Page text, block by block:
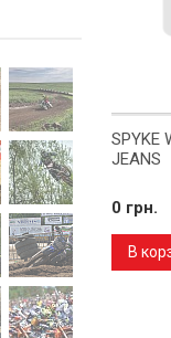
SPYKE
JEANS
0 грн.
В